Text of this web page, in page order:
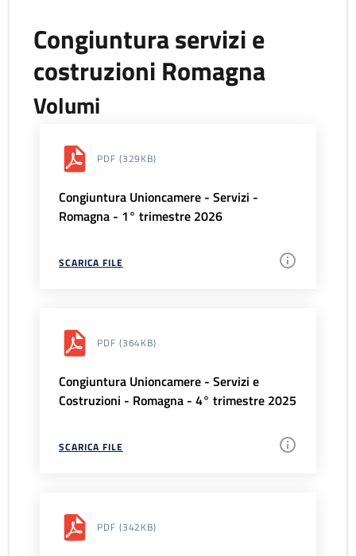
Congiuntura servizi e
costruzioni Romagna
Volumi
PDF (329KB)
Congiuntura Unioncamere - Servizi -
Romagna - 1° trimestre 2026
SCARICA FILE
PDF (364KB)
Congiuntura Unioncamere - Servizi e
Costruzioni - Romagna - 4° trimestre 2025
SCARICA FILE
PDF (342KB)